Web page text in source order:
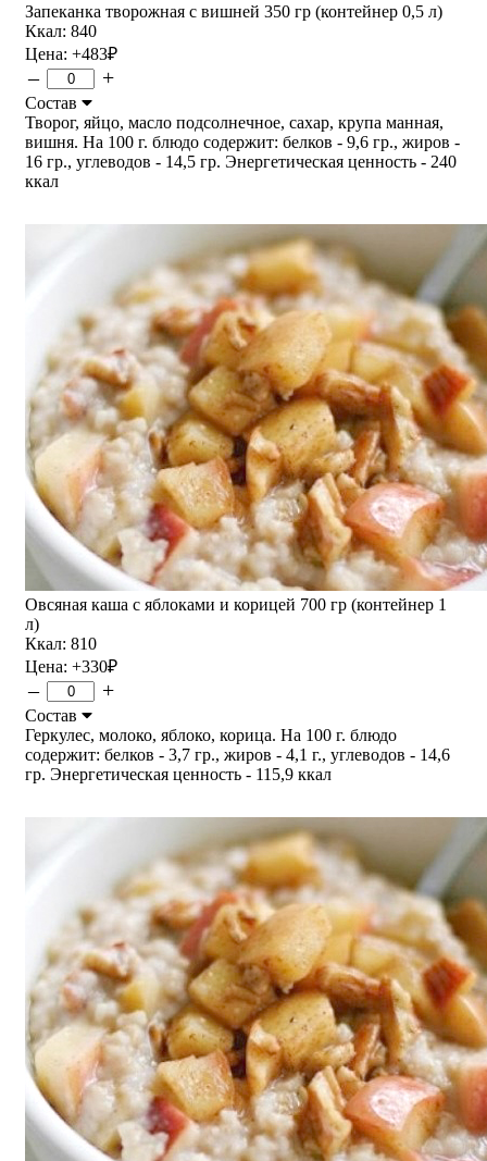
Запеканка творожная с вишней 350 гр (контейнер 0,5 л)
Ккал: 840
Цена: +483₽
– +
Состав
Творог, яйцо, масло подсолнечное, сахар, крупа манная,
вишня. На 100 г. блюдо содержит: белков - 9,6 гр., жиров -
16 гр., углеводов - 14,5 гр. Энергетическая ценность - 240
ккал
Овсяная каша с яблоками и корицей 700 гр (контейнер 1
л)
Ккал: 810
Цена: +330₽
– +
Состав
Геркулес, молоко, яблоко, корица. На 100 г. блюдо
содержит: белков - 3,7 гр., жиров - 4,1 г., углеводов - 14,6
гр. Энергетическая ценность - 115,9 ккал